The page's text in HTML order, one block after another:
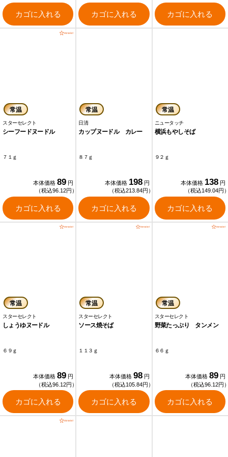
カゴに入れる カゴに入れる カゴに入れる
常温
スターセレクト
シーフードヌードル
７１ｇ
本体価格 89 円
（税込96.12円）
カゴに入れる
常温
日清
カップヌードル カレー
８７ｇ
本体価格 198 円
（税込213.84円）
カゴに入れる
常温
ニュータッチ
横浜もやしそば
９２ｇ
本体価格 138 円
（税込149.04円
カゴに入れる
常温
スターセレクト
しょうゆヌードル
６９ｇ
本体価格 89 円
（税込96.12円）
カゴに入れる
常温
スターセレクト
ソース焼そば
１１３ｇ
本体価格 98 円
（税込105.84円）
カゴに入れる
常温
スターセレクト
野菜たっぷり タンメン
６６ｇ
本体価格 89 円
（税込96.12円
カゴに入れる